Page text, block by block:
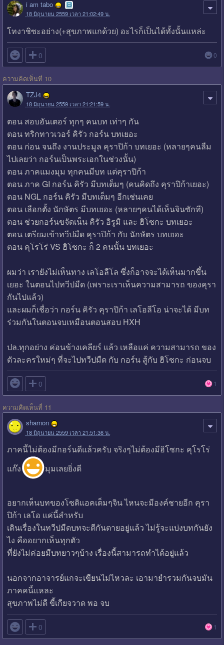
i am tabo
18 มิถุนายน 2559 เวลา 21:02:49 น.
โทงาชิซะอย่าง(+สุขภาพแกด้วย) อะไรก็เป็นได้ทั้งนั้นแหล่ะ
 0 0
ความคิดเห็นที่ 10
TZJ4
18 มิถุนายน 2559 เวลา 21:21:59 น.
ตอน สอบฮันเตอร์ ทุกๆ คนบท เท่าๆ กัน
ตอน ทริกทาวเวอร์ คิรัว กอร์น บทเยอะ
ตอน ก่อน จนถึง งานประมูล คุราปิก้า บทเยอะ (หลายๆคนลืม
ไปเลยว่า กอร์นเป็นพระเอกในช่วงนั้น)
ตอน ภาคแมงมุม ทุกคนมีบท แต่คุราปิก้า
ตอน ภาค GI กอร์น คิรัว มีบทเต็มๆ (คนคิดถึง คุราปิก้าเยอะ)
ตอน NGL กอร์น คิรัว มีบทเต็มๆ อีกเช่นเคย
ตอน เลือกตั้ง นักษัตร มีบทเยอะ (หลายๆคนได้เห็นจินซักที)
ตอน ช่วยกอร์นขจัดเน็น คิรัว อิรูมิ และ ฮิโซกะ บทเยอะ
ตอน เตรียมเข้าทวีปมืด คุราปิก้า กับ นักษัตร บทเยอะ
ตอน คุโรโร่ VS ฮิโซกะ ก็ 2 คนนั้น บทเยอะ
ผมว่า เรายังไม่เห็นทาง เลโอลีโล ซึ่งก็อาจจะได้เห็นมากขึ้น
เยอะ ในตอนไปทวีปมืด (เพราะเราเห็นความสามารถ ของคุรา
กันไปแล้ว)
และผมก็เชื่อว่า กอร์น คิรัว คุราปิก้า เลโอลีโอ น่าจะได้ มีบท
ร่วมกันในตอนจบเหมือนตอนสอบ HXH
ปล.ทุกอย่าง ค่อนข้างเคลียร์ แล้ว เหลือแค่ ความสามารถ ของ
ตัวละครใหม่ๆ ที่จะไปทวีปมืด กับ กอร์น สู้กับ ฮิโซกะ ก่อนจบ
 0 1
ความคิดเห็นที่ 11
sharnon
18 มิถุนายน 2559 เวลา 21:51:36 น.
ภาคนี้ไม่ต้องมีกอร์นดีแล้วครับ จริงๆไม่ต้องมีฮิโซกะ คุโรโร่
แก๊ง
มุมเลยยิ่งดี
อยากเห็นบทของโซดิแอคเต็มๆจิน ไหนจะมีองค์ชายอีก คุรา
ปิก้า เลโอ แค่นี้สำหรับ
เดินเรื่องในทวีปมืดบทจะตีกันตายอยู่แล้ว ไม่รู้จะแบ่งบทกันยัง
ไง คืออยากเห็นทุกตัว
ที่ยังไม่ค่อยมีบทยาวๆบ้าง เรื่องนี้สามารถทำได้อยู่แล้ว
นอกจากอาจารย์แกจะเขียนไม่ไหวละ เอามายำรวมกันจบมัน
ภาคคนี้แหละ
สุขภาพไม่ดี ขี้เกียจวาด พอ จบ
 0 1